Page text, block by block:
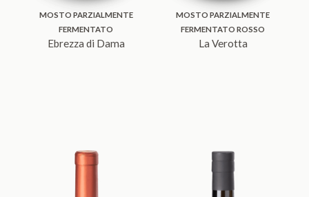
MOSTO PARZIALMENTE
FERMENTATO
Ebrezza di Dama
MOSTO PARZIALMENTE
FERMENTATO ROSSO
La Verotta